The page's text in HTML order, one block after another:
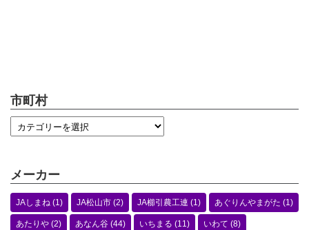
市町村
メーカー
JAしまね (1) JA松山市 (2) JA櫛引農工連 (1) あぐりんやまがた (1)
あたりや (2) あなん谷 (44) いちまる (11) いわて (8)